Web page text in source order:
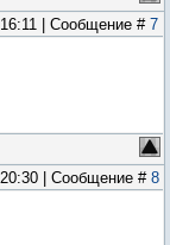
| Сообщение # 7
| Сообщение # 8